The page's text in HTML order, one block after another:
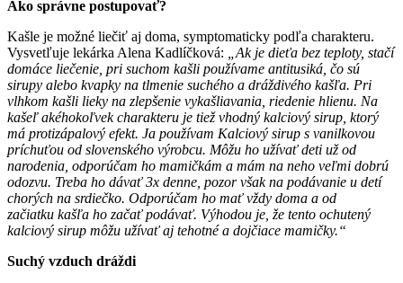
Ako správne postupovať?
Kašle je možné liečiť aj doma, symptomaticky podľa charakteru.
Vysvetľuje lekárka Alena Kadlíčková:
„Ak je dieťa bez teploty, stačí
domáce liečenie, pri suchom kašli používame antitusiká, čo sú
sirupy alebo kvapky na tlmenie suchého a dráždivého kašľa. Pri
vlhkom kašli lieky na zlepšenie vykašliavania, riedenie hlienu. Na
kašeľ akéhokoľvek charakteru je tiež vhodný kalciový sirup, ktorý
má protizápalový efekt. Ja používam Kalciový sirup s vanilkovou
príchuťou od slovenského výrobcu. Môžu ho užívať deti už od
narodenia, odporúčam ho mamičkám a mám na neho veľmi dobrú
odozvu. Treba ho dávať 3x denne, pozor však na podávanie u detí
chorých na srdiečko. Odporúčam ho mať vždy doma a od
začiatku kašľa ho začať podávať. Výhodou je, že tento ochutený
kalciový sirup môžu užívať aj tehotné a dojčiace mamičky.“
Suchý vzduch dráždi